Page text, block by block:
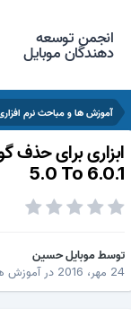
انجمن توسعه
دهندگان موبایل
آموزش ها و مباحث نرم افزاری
5.0 To
موبایل حسین
2016
درآموزش ها